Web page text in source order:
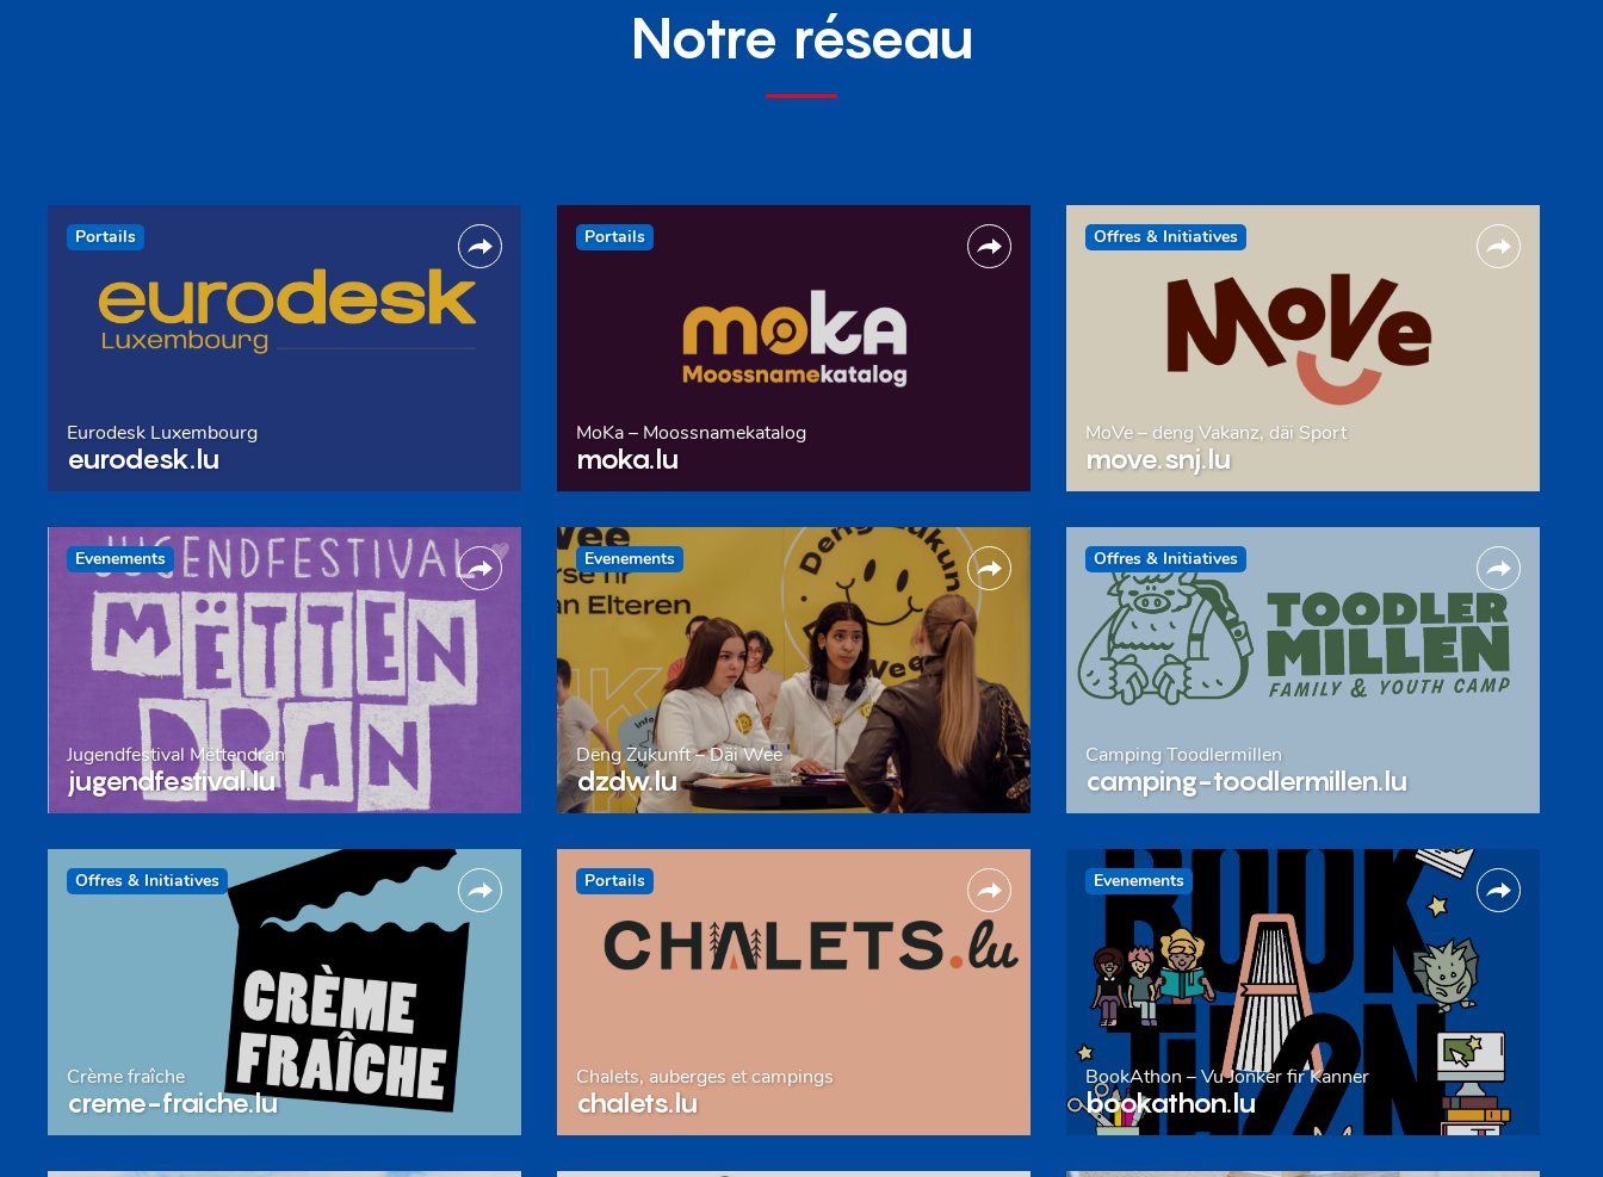
Notre réseau
Portails
Eurodesk Luxembourg
eurodesk.lu
Portails
MoKa – Moossnamekatalog
moka.lu
Offres & Initiatives
MoVe – deng Vakanz, däi Sport
move.snj.lu
Evenements
Jugendfestival Mëttendran
jugendfestival.lu
Evenements
Deng Zukunft – Däi Wee
dzdw.lu
Offres & Initiatives
Camping Toodlermillen
camping-toodlermillen.lu
Offres & Initiatives
Crème fraîche
creme-fraiche.lu
Portails
Chalets, auberges et campings
chalets.lu
Evenements
BookAthon – Vu Jonker fir Kanner
bookathon.lu